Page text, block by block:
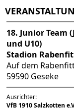
18. Junior Team
und U10)
Stadion
Auf dem
59590 Geseke
Ausrichter:
VfB 1910 Salzkotten